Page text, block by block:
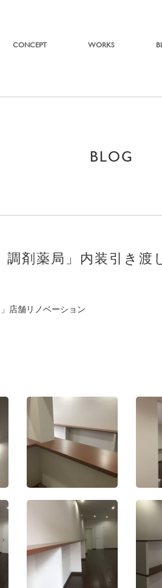
CONCEPT WORKS
BLOG
薬局」内装引き渡
店舗リノベーション